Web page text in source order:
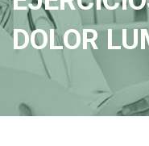
DOLOR